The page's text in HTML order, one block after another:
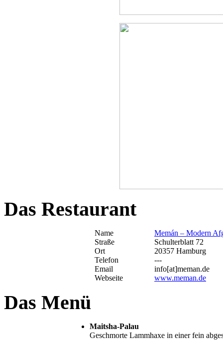
Das Restaurant
Name
Memán – Modern
Straße
Schulterblatt 72
Ort
20357 Hamburg
Telefon
---
Email
info[at]meman.de
Webseite
www.meman.de
Das Menü
Maitsha-Palau
Geschmorte Lammhaxe in einer fein